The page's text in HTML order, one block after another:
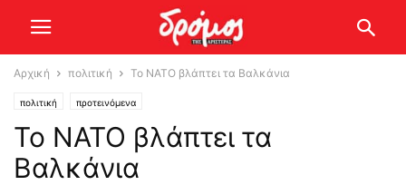
Αρχική πολιτική Το ΝΑΤΟ βλάπτει τα Βαλκάνια
πολιτική προτεινόμενα
Το ΝΑΤΟ βλάπτει τα
Βαλκάνια